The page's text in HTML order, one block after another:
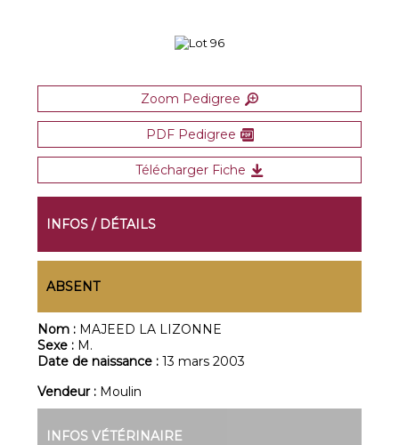
Zoom Pedigree
PDF Pedigree
Télécharger Fiche
INFOS / DÉTAILS
ABSENT
Nom : MAJEED LA LIZONNE
Sexe : M.
Date de naissance :13 mars 2003
Vendeur : Moulin
INFOS VÉTÉRINAIRE